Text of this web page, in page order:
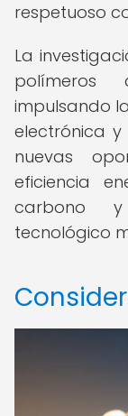
respetuoso
La
impulsando
electrónica
nuevas
eficiencia
carbono
tecnológico